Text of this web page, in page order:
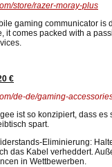
store/razer-moray-plus
gaming communicator
it comes packed with a
€
de-de/gaming-
ist so konzipiert, dass
spart.
Eliminierung:
das Kabel verheddert.
in Wettbewerben.